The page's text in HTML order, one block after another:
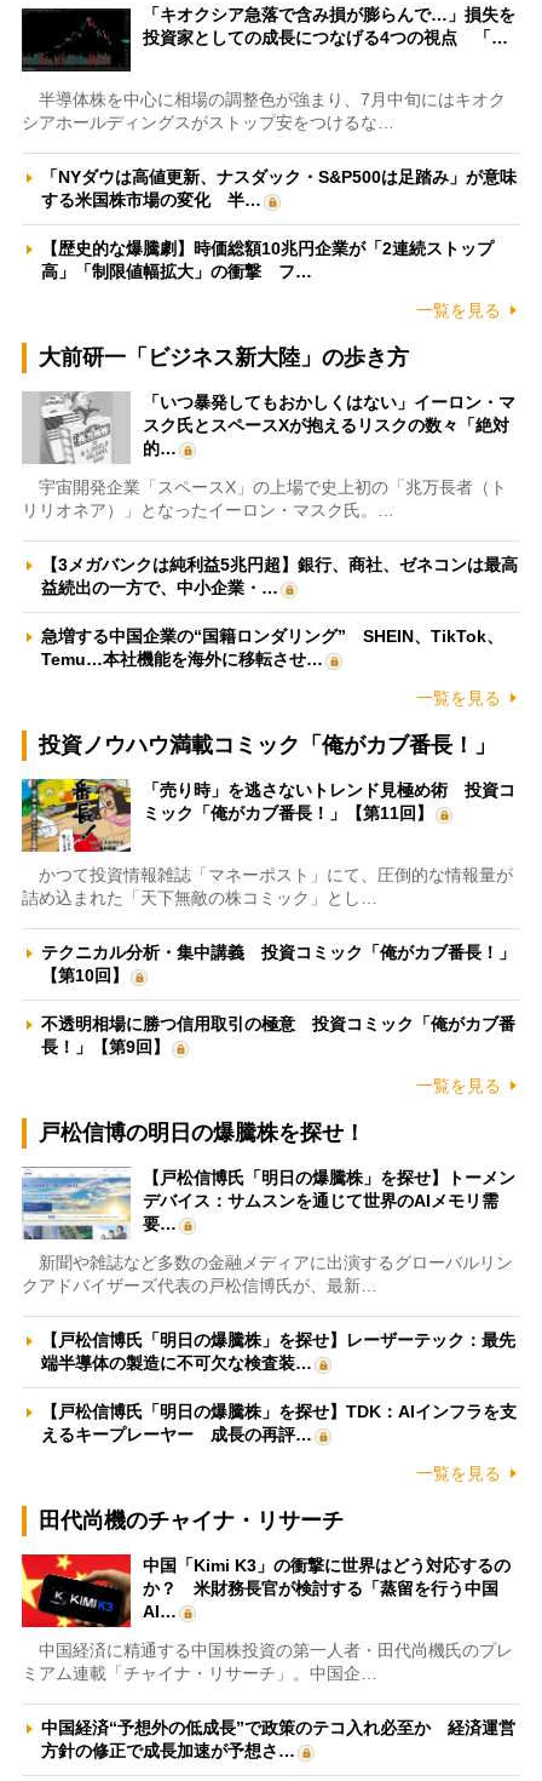
「キオクシア急落で含み損が膨らんで…」損失を
投資家としての成長につなげる4つの視点 「…
半導体株を中心に相場の調整色が強まり、7月中旬にはキオク
シアホールディングスがストップ安をつけるな…
「NYダウは高値更新、ナスダック・S&P500は足踏み」が意味
する米国株市場の変化 半…
【歴史的な爆騰劇】時価総額10兆円企業が「2連続ストップ
高」「制限値幅拡大」の衝撃 フ…
一覧を見る
大前研一「ビジネス新大陸」の歩き方
「いつ暴発してもおかしくはない」イーロン・マ
スク氏とスペースXが抱えるリスクの数々「絶対
的…
宇宙開発企業「スペースX」の上場で史上初の「兆万長者（ト
リリオネア）」となったイーロン・マスク氏。…
【3メガバンクは純利益5兆円超】銀行、商社、ゼネコンは最高
益続出の一方で、中小企業・…
急増する中国企業の“国籍ロンダリング” SHEIN、TikTok、
Temu…本社機能を海外に移転させ…
一覧を見る
投資ノウハウ満載コミック「俺がカブ番長！」
「売り時」を逃さないトレンド見極め術 投資コ
ミック「俺がカブ番長！」【第11回】
かつて投資情報雑誌「マネーポスト」にて、圧倒的な情報量が
詰め込まれた「天下無敵の株コミック」とし…
テクニカル分析・集中講義 投資コミック「俺がカブ番長！」
【第10回】
不透明相場に勝つ信用取引の極意 投資コミック「俺がカブ番
長！」【第9回】
一覧を見る
戸松信博の明日の爆騰株を探せ！
【戸松信博氏「明日の爆騰株」を探せ】トーメン
デバイス：サムスンを通じて世界のAIメモリ需
要…
新聞や雑誌など多数の金融メディアに出演するグローバルリン
クアドバイザーズ代表の戸松信博氏が、最新…
【戸松信博氏「明日の爆騰株」を探せ】レーザーテック：最先
端半導体の製造に不可欠な検査装…
【戸松信博氏「明日の爆騰株」を探せ】TDK：AIインフラを支
えるキープレーヤー 成長の再評…
一覧を見る
田代尚機のチャイナ・リサーチ
中国「Kimi K3」の衝撃に世界はどう対応するの
か？ 米財務長官が検討する「蒸留を行う中国
AI…
中国経済に精通する中国株投資の第一人者・田代尚機氏のプレ
ミアム連載「チャイナ・リサーチ」。中国企…
中国経済“予想外の低成長”で政策のテコ入れ必至か 経済運営
方針の修正で成長加速が予想さ…